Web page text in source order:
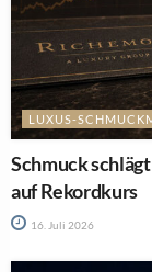
LUXUS-
Schmuck
auf Rekordkurs
16. Juli 2026